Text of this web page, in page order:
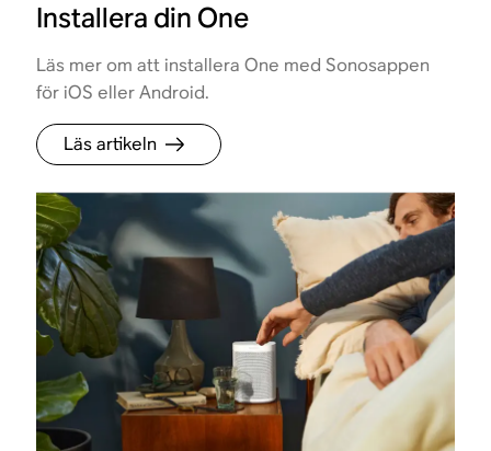
Installera din One
Läs mer om att installera One med Sonosappen
för iOS eller Android.
Läs artikeln